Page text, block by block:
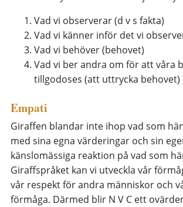
Vad vi observerar (d v s fakta)
Vad vi känner inför det vi
Vad vi behöver (behovet)
Vad vi ber andra om för att våra
tillgodoses (att uttrycka behovet)
Empati
Giraffen blandar inte ihop vad som
med sina egna värderingar och sin
känslomässiga reaktion på vad som
Giraffspråket kan vi utveckla vår
vår respekt för andra människor och
förmåga. Därmed blir N V C ett